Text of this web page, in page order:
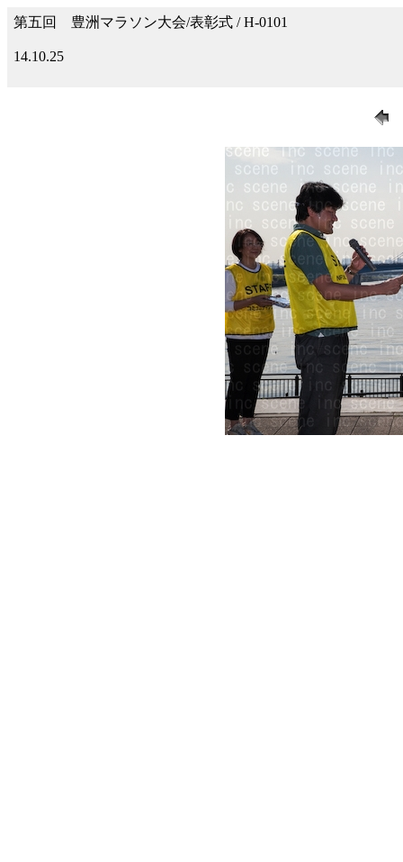
第五回 豊洲マラソン大会/表彰式 / H-0101
14.10.25